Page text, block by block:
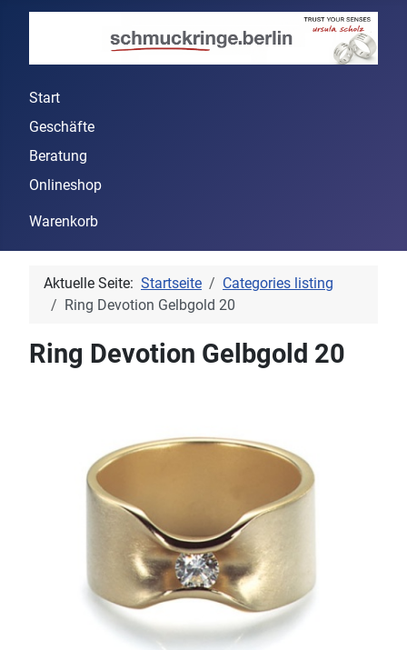
Start
Geschäfte
Beratung
Onlineshop
Warenkorb
Aktuelle Seite: Startseite
Categories listing
Ring Devotion Gelbgold 20
Ring Devotion Gelbgold 20